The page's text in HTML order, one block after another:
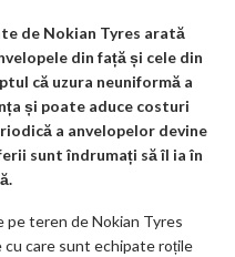
de Nokian Tyres arată
din față și cele din
că uzura neuniformă a
și poate aduce costuri
a anvelopelor devine
sunt îndrumați să îl ia în
teren de Nokian Tyres
care sunt echipate roțile